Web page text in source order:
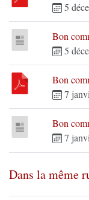
5
Bon
5
Bon
7
Bon
7
Dans la même